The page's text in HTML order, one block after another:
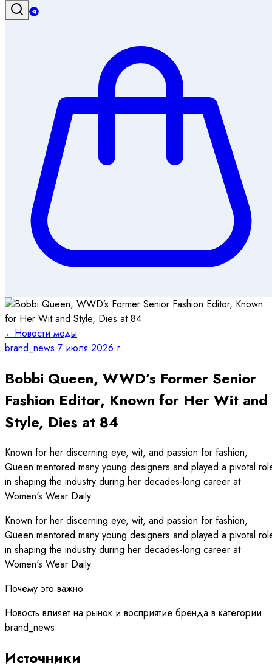
←Новости моды
brand_news·7 июля 2026 г.
Bobbi Queen, WWD’s Former Senior
Fashion Editor, Known for Her Wit and
Style, Dies at 84
Known for her discerning eye, wit, and passion for fashion,
Queen mentored many young designers and played a pivotal
in shaping the industry during her decades-long career at
Women's Wear Daily..
Known for her discerning eye, wit, and passion for fashion,
Queen mentored many young designers and played a pivotal
in shaping the industry during her decades-long career at
Women's Wear Daily.
Почему это важно
Новость влияет на рынок и восприятие бренда в категории
brand_news.
Источники